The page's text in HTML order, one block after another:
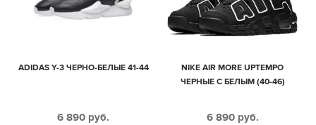
ADIDAS Y-3 ЧЕРНО-БЕЛЫЕ 41-44
6 890 руб.
NIKE AIR MORE UPTEMPO
ЧЕРНЫЕ С БЕЛЫМ (40-46)
6 890 руб.